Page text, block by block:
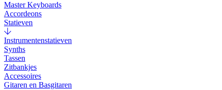
Master Keyboards
Accordeons
Statieven
Instrumentenstatieven
Synths
Tassen
Zitbankjes
Accessoires
Gitaren en Basgitaren